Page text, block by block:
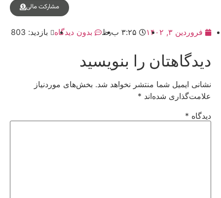
مشارکت مالی
فروردین ۳, ۱۴۰۲ ۳:۲۵ ب٫ظ بدون دیدگاه بازدید: 803
دیدگاهتان را بنویسید
نشانی ایمیل شما منتشر نخواهد شد. بخش‌های موردنیاز
علامت‌گذاری شده‌اند *
دیدگاه *